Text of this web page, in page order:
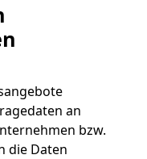
an
bzw.
die Daten